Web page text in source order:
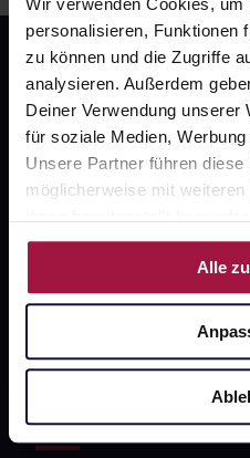
Wir verwenden Cookies, um
personalisieren, Funktionen
zu können und die Zugriffe
analysieren. Außerdem
Deiner Verwendung
für soziale Medien,
Unsere Partner führen diese
möglicherweise mit
Nutzung der Dienste
Alle
Fragen zu Deiner
FAQ
Widerrufsformular